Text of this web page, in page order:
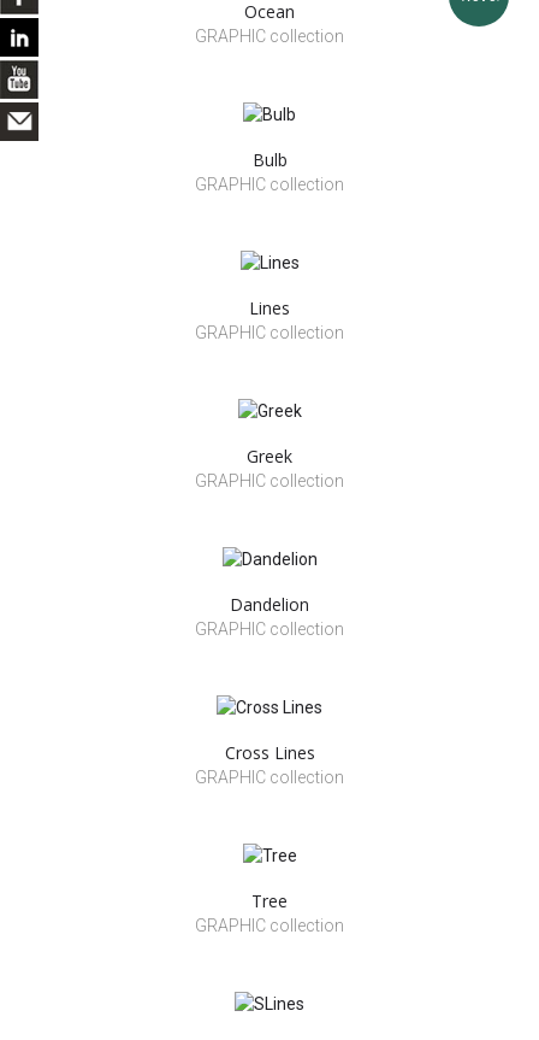
Ocean
GRAPHIC collection
Bulb
GRAPHIC collection
Lines
GRAPHIC collection
Greek
GRAPHIC collection
Dandelion
GRAPHIC collection
Cross Lines
GRAPHIC collection
Tree
GRAPHIC collection